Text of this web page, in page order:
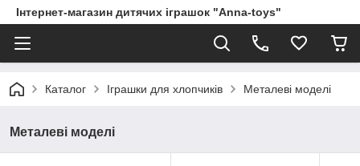
Інтернет-магазин дитячих іграшок "Anna-toys"
Каталог Іграшки для хлопчиків Металеві моделі
Металеві моделі